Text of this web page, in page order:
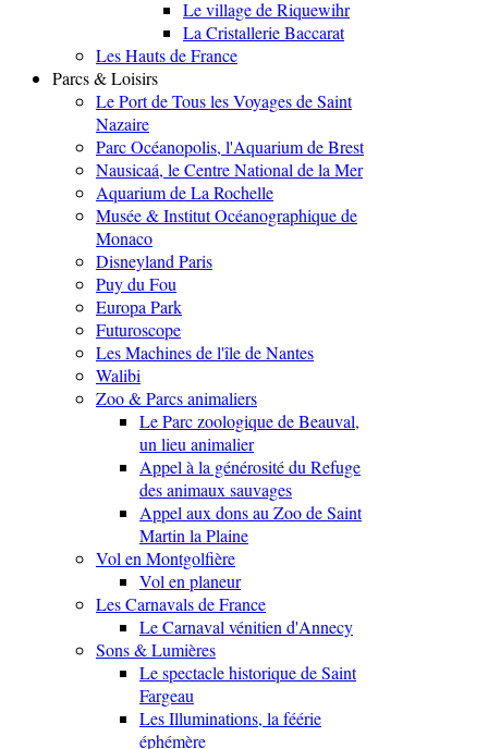
Le village de Riquewihr
La Cristallerie Baccarat
Les Hauts de France
Parcs & Loisirs
Le Port de Tous les Voyages de Saint
Nazaire
Parc Océanopolis, l'Aquarium de Brest
Nausicaá, le Centre National de la Mer
Aquarium de La Rochelle
Musée & Institut Océanographique de
Monaco
Disneyland Paris
Puy du Fou
Europa Park
Futuroscope
Les Machines de l'île de Nantes
Walibi
Zoo & Parcs animaliers
Le Parc zoologique de Beauval,
un lieu animalier
Appel à la générosité du Refuge
des animaux sauvages
Appel aux dons au Zoo de Saint
Martin la Plaine
Vol en Montgolfière
Vol en planeur
Les Carnavals de France
Le Carnaval vénitien d'Annecy
Sons & Lumières
Le spectacle historique de Saint
Fargeau
Les Illuminations, la féérie
éphémère